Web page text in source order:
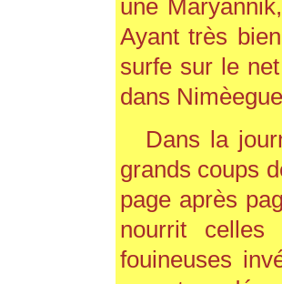
une
Ayant très
surfe sur le
dans
Dans la
grands coups
page après
nourrit
fouineuses